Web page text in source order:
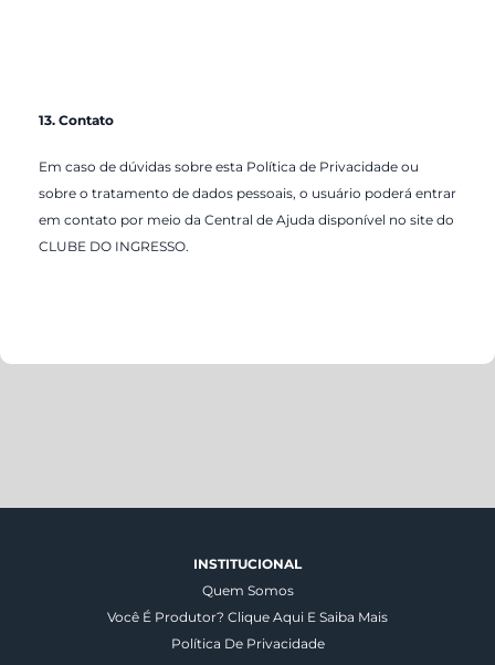
13. Contato
Em caso de dúvidas sobre esta Política de Privacidade ou
sobre o tratamento de dados pessoais, o usuário poderá entrar
em contato por meio da Central de Ajuda disponível no site do
CLUBE DO INGRESSO.
INSTITUCIONAL
Quem Somos
Você É Produtor? Clique Aqui E Saiba Mais
Política De Privacidade